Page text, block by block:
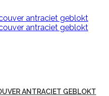
ANTRACIET GEBLOKT